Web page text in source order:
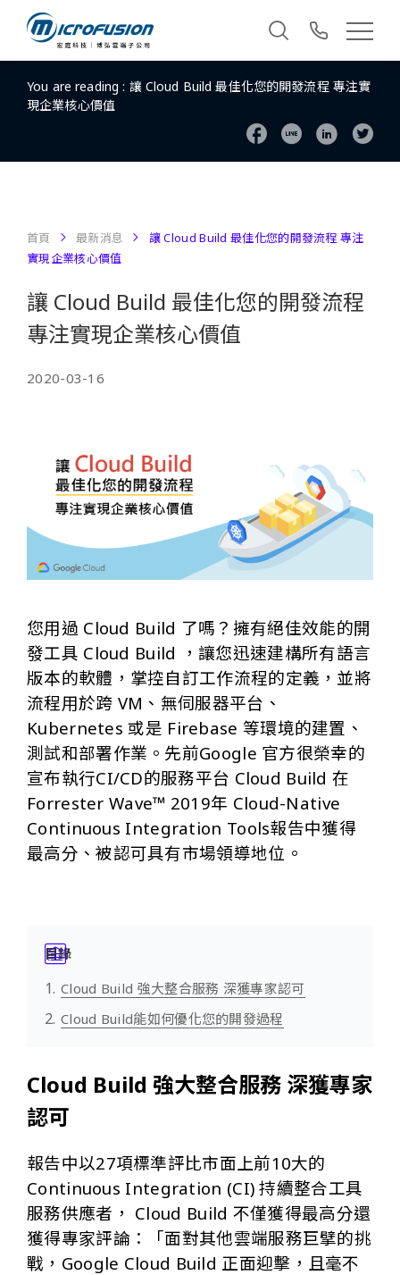
You are reading : 讓 Cloud Build 最佳化您的開發流程 專注實
現企業核心價值
首頁 最新消息
讓 Cloud Build 最佳化您的開發流程 專注
實現企業核心價值
讓 Cloud Build 最佳化您的開發流程
專注實現企業核心價值
2020-03-16
您用過 Cloud Build 了嗎？擁有絕佳效能的開
發工具 Cloud Build ，讓您迅速建構所有語言
版本的軟體，掌控自訂工作流程的定義，並將
流程用於跨 VM、無伺服器平台、
Kubernetes 或是 Firebase 等環境的建置、
測試和部署作業。先前Google 官方很榮幸的
宣布執行CI/CD的服務平台 Cloud Build 在
Forrester Wave™ 2019年 Cloud-Native
Continuous Integration Tools報告中獲得
最高分、被認可具有市場領導地位。
目錄
Cloud Build 強大整合服務 深獲專家認可
Cloud Build能如何優化您的開發過程
Cloud Build 強大整合服務 深獲專家
認可
報告中以27項標準評比市面上前10大的
Continuous Integration (CI) 持續整合工具
服務供應者， Cloud Build 不僅獲得最高分還
獲得專家評論：「面對其他雲端服務巨擘的挑
戰，Google Cloud Build 正面迎擊，且毫不